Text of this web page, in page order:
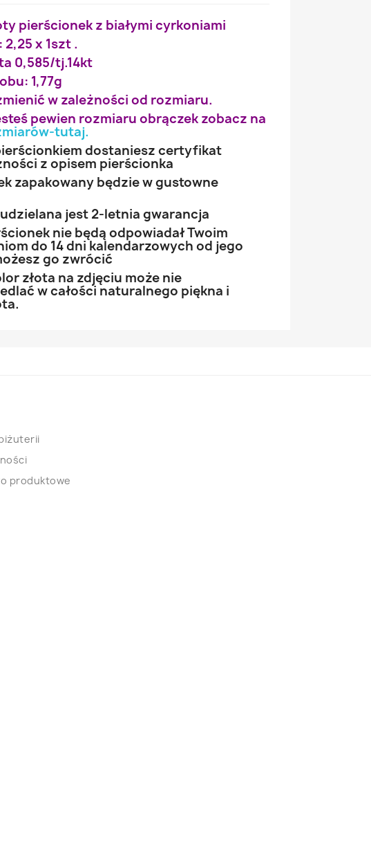
pierścionek z białymi cyrkoniami
2,25 x 1szt .
0,585/tj.14kt
1,77g
w zależności od rozmiaru.
pewien rozmiaru obrączek zobacz na
tutaj.
dostaniesz certyfikat
z opisem pierścionka
zapakowany będzie w gustowne
jest 2-letnia gwarancja
nie będą odpowiadał Twoim
do 14 dni kalendarzowych od jego
go zwrócić
złota na zdjęciu może nie
w całości naturalnego piękna i
produktowe